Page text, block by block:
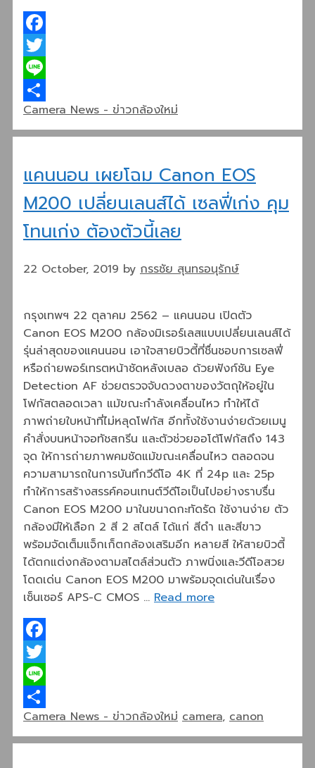
Facebook
Twitter
Line
Share
Categories
Camera News - ข่าวกล้องใหม่
แคนนอน เผยโฉม Canon EOS
M200 เปลี่ยนเลนส์ได้ เซลฟี่เก่ง คุม
โทนเก่ง ต้องตัวนี้เลย
22 October, 2019 by กรรชัย สุนทรอนุรักษ์
กรุงเทพฯ 22 ตุลาคม 2562 – แคนนอน เปิดตัว
Canon EOS M200 กล้องมิเรอร์เลสแบบเปลี่ยนเลนส์ได้
รุ่นล่าสุดของแคนนอน เอาใจสายบิวตี้ที่ชื่นชอบการเซลฟี่
หรือถ่ายพอร์เทรตหน้าชัดหลังเบลอ ด้วยฟังก์ชัน Eye
Detection AF ช่วยตรวจจับดวงตาของวัตถุให้อยู่ใน
โฟกัสตลอดเวลา แม้ขณะกำลังเคลื่อนไหว ทำให้ได้
ภาพถ่ายใบหน้าที่ไม่หลุดโฟกัส อีกทั้งใช้งานง่ายด้วยเมนู
คำสั่งบนหน้าจอทัชสกรีน และตัวช่วยออโต้โฟกัสถึง 143
จุด ให้การถ่ายภาพคมชัดแม้ขณะเคลื่อนไหว ตลอดจน
ความสามารถในการบันทึกวีดีโอ 4K ที่ 24p และ 25p
ทำให้การสร้างสรรค์คอนเทนต์วีดีโอเป็นไปอย่างราบรื่น
Canon EOS M200 มาในขนาดกะทัดรัด ใช้งานง่าย ตัว
กล้องมีให้เลือก 2 สี 2 สไตล์ ได้แก่ สีดำ และสีขาว
พร้อมจัดเต็มแจ็กเก็ตกล้องเสริมอีก หลายสี ให้สายบิวตี้
ได้ตกแต่งกล้องตามสไตล์ส่วนตัว ภาพนิ่งและวีดีโอสวย
โดดเด่น Canon EOS M200 มาพร้อมจุดเด่นในเรื่อง
เซ็นเซอร์ APS-C CMOS … Read more
Facebook
Twitter
Line
Share
Categories
Camera News - ข่าวกล้องใหม่ Tags
camera, canon